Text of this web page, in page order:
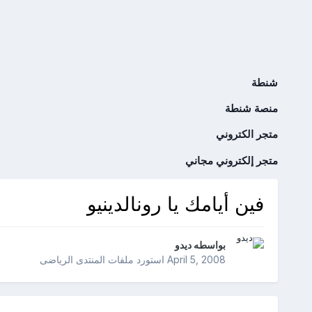
شنطة
منصة شنطة
متجر الكتروني
متجر إلكتروني مجاني
فين أيامك يا رونالدينيو
بواسطه ديدو
April 5, 2008استورد ملفات المنتدى الرياضى